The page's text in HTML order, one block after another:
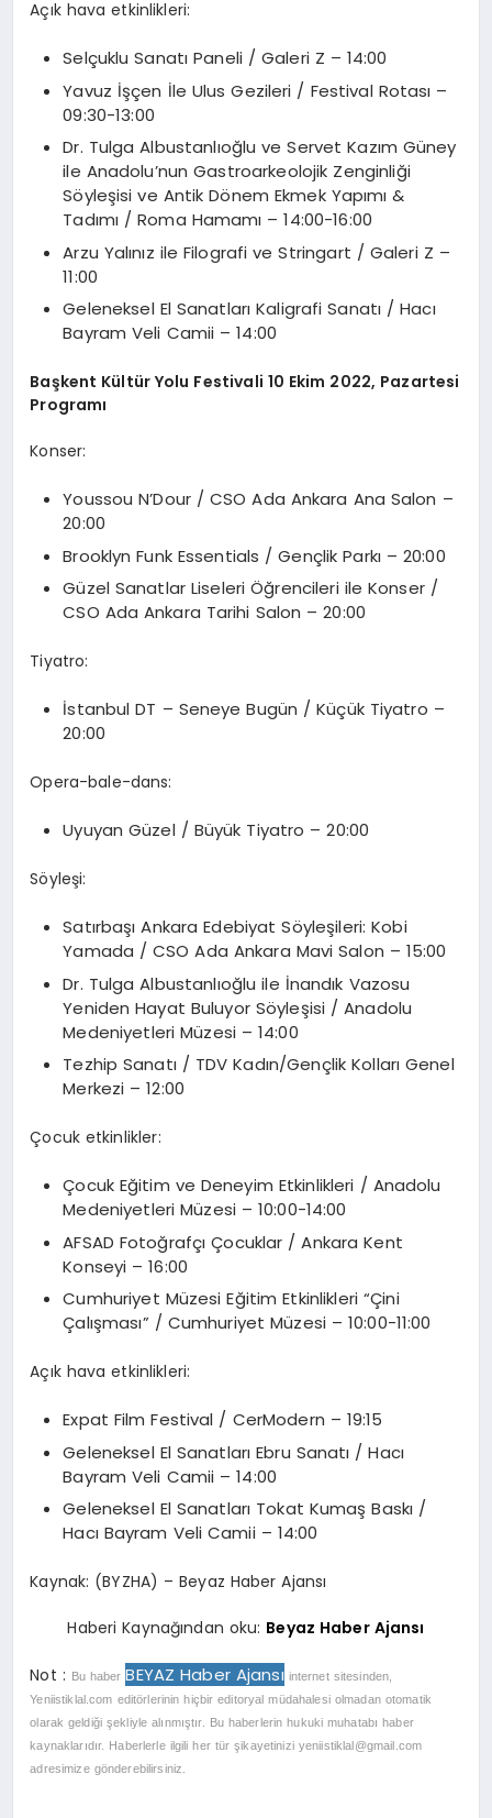
Açık hava etkinlikleri:
Selçuklu Sanatı Paneli / Galeri Z – 14:00
Yavuz İşçen İle Ulus Gezileri / Festival Rotası –
09:30-13:00
Dr. Tulga Albustanlıoğlu ve Servet Kazım Güney
ile Anadolu’nun Gastroarkeolojik Zenginliği
Söyleşisi ve Antik Dönem Ekmek Yapımı &
Tadımı / Roma Hamamı – 14:00-16:00
Arzu Yalınız ile Filografi ve Stringart / Galeri Z –
11:00
Geleneksel El Sanatları Kaligrafi Sanatı / Hacı
Bayram Veli Camii – 14:00
Başkent Kültür Yolu Festivali 10 Ekim 2022, Pazartesi
Programı
Konser:
Youssou N’Dour / CSO Ada Ankara Ana Salon –
20:00
Brooklyn Funk Essentials / Gençlik Parkı – 20:00
Güzel Sanatlar Liseleri Öğrencileri ile Konser /
CSO Ada Ankara Tarihi Salon – 20:00
Tiyatro:
İstanbul DT – Seneye Bugün / Küçük Tiyatro –
20:00
Opera-bale-dans:
Uyuyan Güzel / Büyük Tiyatro – 20:00
Söyleşi:
Satırbaşı Ankara Edebiyat Söyleşileri: Kobi
Yamada / CSO Ada Ankara Mavi Salon – 15:00
Dr. Tulga Albustanlıoğlu ile İnandık Vazosu
Yeniden Hayat Buluyor Söyleşisi / Anadolu
Medeniyetleri Müzesi – 14:00
Tezhip Sanatı / TDV Kadın/Gençlik Kolları Genel
Merkezi – 12:00
Çocuk etkinlikler:
Çocuk Eğitim ve Deneyim Etkinlikleri / Anadolu
Medeniyetleri Müzesi – 10:00-14:00
AFSAD Fotoğrafçı Çocuklar / Ankara Kent
Konseyi – 16:00
Cumhuriyet Müzesi Eğitim Etkinlikleri “Çini
Çalışması” / Cumhuriyet Müzesi – 10:00-11:00
Açık hava etkinlikleri:
Expat Film Festival / CerModern – 19:15
Geleneksel El Sanatları Ebru Sanatı / Hacı
Bayram Veli Camii – 14:00
Geleneksel El Sanatları Tokat Kumaş Baskı /
Hacı Bayram Veli Camii – 14:00
Kaynak: (BYZHA) – Beyaz Haber Ajansı
Haberi Kaynağından oku: Beyaz Haber Ajansı
Not : Bu haber BEYAZ Haber Ajansı internet sitesinden,
Yeniistiklal.com editörlerinin hiçbir editoryal müdahalesi olmadan otomatik
olarak geldiği şekliyle alınmıştır. Bu haberlerin hukuki muhatabı haber
kaynaklarıdır. Haberlerle ilgili her tür şikayetinizi yeniistiklal@gmail.com
adresimize gönderebilirsiniz.